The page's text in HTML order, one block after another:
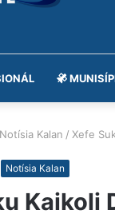
Notísia Kalan / Xefe
Notísia Kalan
Kaikoli